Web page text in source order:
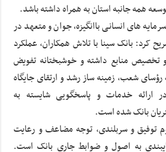
همه جانبه استان به همراه داشته باشد.
های انسانی باانگیزه، جوان و متعهد در
کرد: بانک سینا با تلاش همکاران، عملکرد
تخصیص منابع داشته و خوشبختانه تفویض
شعب، زمینه ساز رشد و ارتقای جایگاه
ارائه خدمات و پاسخگویی شایسته به
بانک شده است.
توفیق و سربلندی، توجه مضاعف و رعایت
به اصول و ضوابط جاری بانک است.